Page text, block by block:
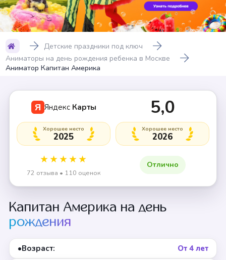
Детские праздники под ключ
Аниматоры на день рождения ребенка в Москве
Аниматор Капитан Америка
Я Яндекс Карты 5,0
★★★★★
72 отзыва • 110 оценок
Хорошее место
2025
Хорошее место
2026
Отлично
Капитан Америка на день
рождения
•Возраст: От 4 лет